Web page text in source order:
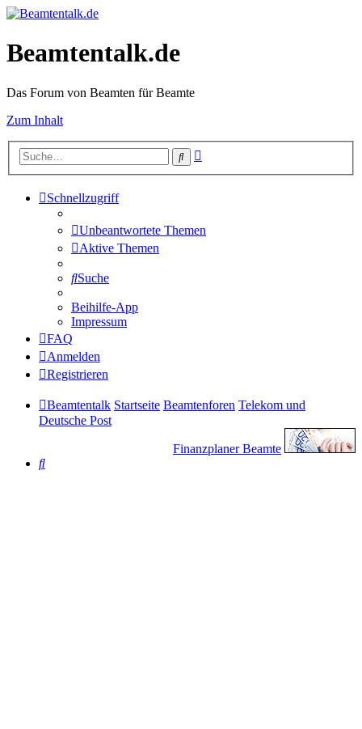
Beamtentalk.de
Das Forum von Beamten für Beamte
Zum Inhalt
Suche
Schnellzugriff
Unbeantwortete Themen
Aktive Themen
Suche
Beihilfe-App
Impressum
FAQ
Anmelden
Registrieren
Beamtentalk Startseite Beamtenforen Telekom und
Deutsche Post
Finanzplaner Beamte
Suche